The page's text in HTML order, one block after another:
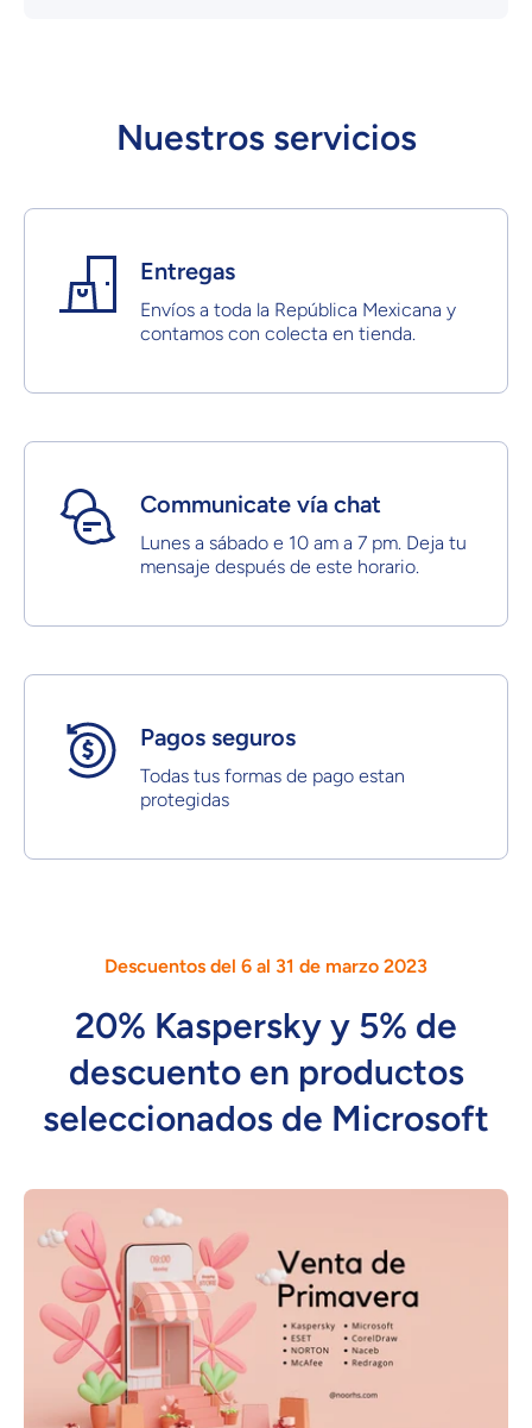
Nuestros servicios
Entregas
Envíos a toda la República Mexicana y
contamos con colecta en tienda.
Communicate vía chat
Lunes a sábado e 10 am a 7 pm. Deja tu
mensaje después de este horario.
Pagos seguros
Todas tus formas de pago estan
protegidas
Descuentos del 6 al 31 de marzo 2023
20% Kaspersky y 5% de
descuento en productos
seleccionados de Microsoft